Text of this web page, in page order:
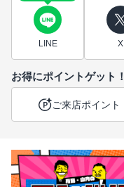
LINE X
お得にポイントゲット！
ご来店ポイント